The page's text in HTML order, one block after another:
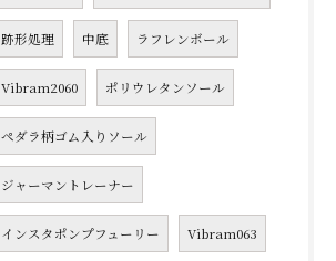
跡形処理 中底 ラフレンボール
Vibram2060 ポリウレタンソール
ペダラ柄ゴム入りソール
ジャーマントレーナー
インスタポンプフューリー Vibram063